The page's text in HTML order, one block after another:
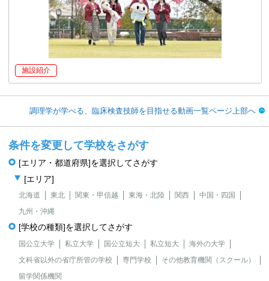
施設紹介
調理学が学べる、臨床検査技師を目指せる動画一覧ページ上部へ
条件を変更して学校をさがす
[エリア・都道府県]を選択してさがす
[エリア]
北海道 東北 関東・甲信越 東海・北陸 関西
中国・四国
九州・沖縄
[学校の種類]を選択してさがす
国公立大学 私立大学 国公立短大 私立短大
海外の大学
文科省以外の省庁所管の学校
専門学校
その他教育機関（スクール）
留学関係機関